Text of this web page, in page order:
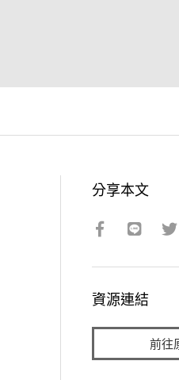
分享本文
資源連結
前往